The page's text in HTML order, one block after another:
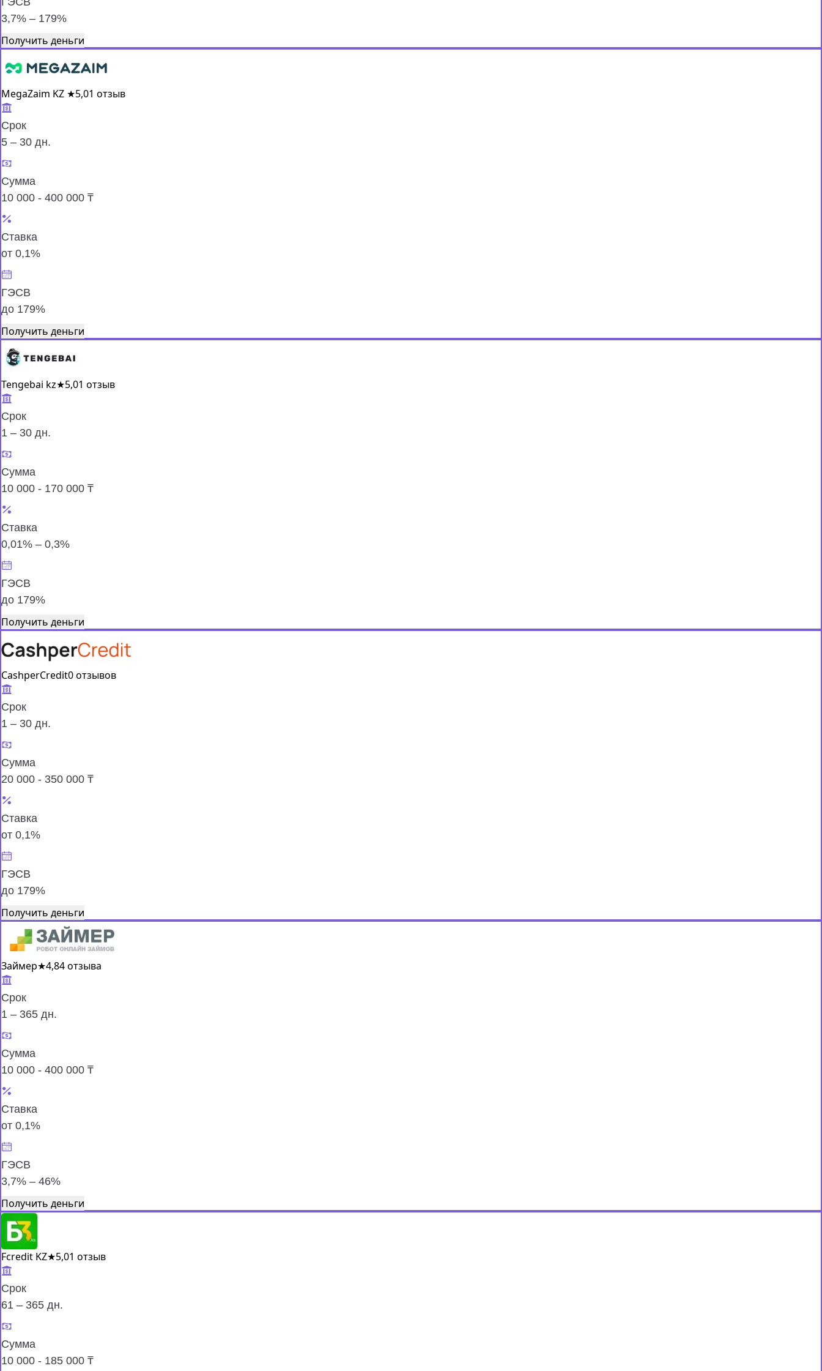
3,7% – 179%
Получить деньги
MegaZaim KZ ★5,01 отзыв
Срок
5 – 30 дн.
Сумма
10 000 - 400 000 ₸
Ставка
от 0,1%
ГЭСВ
до 179%
Получить деньги
Tengebai kz★5,01 отзыв
Срок
1 – 30 дн.
Сумма
10 000 - 170 000 ₸
Ставка
0,01% – 0,3%
ГЭСВ
до 179%
Получить деньги
CashperCredit0 отзывов
Срок
1 – 30 дн.
Сумма
20 000 - 350 000 ₸
Ставка
от 0,1%
ГЭСВ
до 179%
Получить деньги
Займер★4,84 отзыва
Срок
1 – 365 дн.
Сумма
10 000 - 400 000 ₸
Ставка
от 0,1%
ГЭСВ
3,7% – 46%
Получить деньги
Fcredit KZ★5,01 отзыв
Срок
61 – 365 дн.
Сумма
10 000 - 185 000 ₸